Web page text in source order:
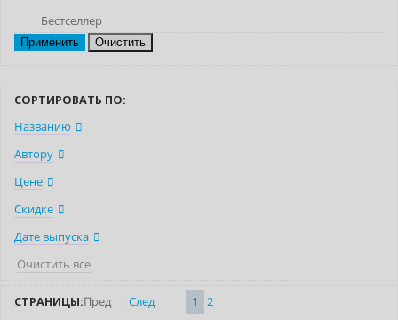
Бестселлер
Очистить
СОРТИРОВАТЬ ПО:
Названию
Автору
Цене
Скидке
Дате выпуска
Очистить все
СТРАНИЦЫ:Пред | След 1 2